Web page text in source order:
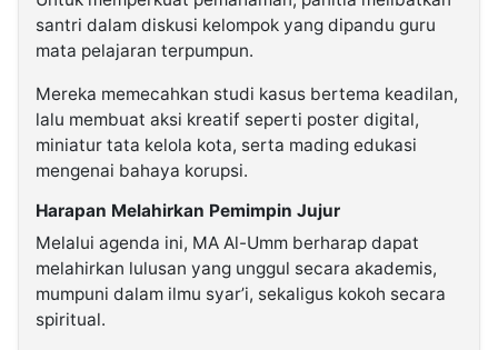
santri dalam diskusi kelompok yang dipandu guru
mata pelajaran terpumpun.
Mereka memecahkan studi kasus bertema keadilan,
lalu membuat aksi kreatif seperti poster digital,
miniatur tata kelola kota, serta mading edukasi
mengenai bahaya korupsi.
Harapan Melahirkan Pemimpin Jujur
Melalui agenda ini, MA Al-Umm berharap dapat
melahirkan lulusan yang unggul secara akademis,
mumpuni dalam ilmu syar’i, sekaligus kokoh secara
spiritual.